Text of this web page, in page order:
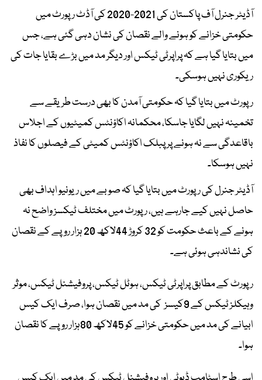
آڈیٹر جنرل آف پاکستان کی 2021-2020 کی آڈٹ رپورٹ میں
حکومتی خزانے کو ہونے والے نقصان کی نشان دہی گئی ہے، جس
میں بتایا گیا ہے کہ پراپرٹی ٹیکس اور دیگر مد میں بڑے بقایا جات کی
ریکوری نہیں ہوسکی۔
رپورٹ میں بتایا گیا کہ حکومتی آمدن کا بھی درست طریقے سے
تخمینہ نہیں لگایا جاسکا، محکمانہ اکاؤنٹس کمیٹیوں کے اجلاس
باقاعدگی سے نہ ہونے پر پبلک اکاؤنٹس کمیٹی کے فیصلوں کا نفاذ
نہیں ہوسکا۔
آڈیٹر جنرل کی رپورٹ میں بتایا گیا کہ صوبے میں ریونیو اہداف بھی
حاصل نہیں کیے جارہے ہیں، رپورٹ میں مختلف ٹیکسز واضح نہ
ہونے کے باعث حکومت کو 32 کروڑ 44لاکھ 20 ہزار روپے کے نقصان
کی نشاندہی ہوئی ہے۔
رپورٹ کے مطابق پراپرٹی ٹیکس، ہوٹل ٹیکس، پروفیشنل ٹیکس، موثر
وہیکلز ٹیکس کے 9کیسز کی مد میں نقصان ہوا، صرف ایک کیس
ابیانے کی مد میں حکومتی خزانے کو 45لاکھ 80ہزار روپے کا نقصان
ہوا۔